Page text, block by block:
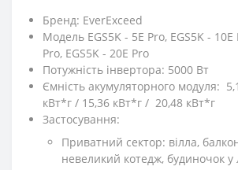
Бренд: EverExceed
Модель EGS5K - 5E Pro, EGS5K - 10E
Pro, EGS5K - 20E Pro
Потужність інвертора: 5000 Вт
Ємність акумуляторного модуля:
кВт*г / 15,36 кВт*г / 20,48 кВт*г
Застосування:
Приватний сектор: вілла,
невеликий котедж, будиночок у